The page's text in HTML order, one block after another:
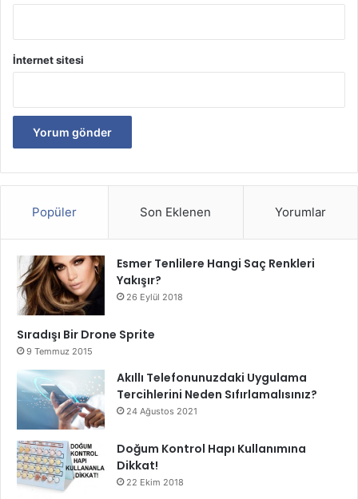
İnternet sitesi
Popüler Son Eklenen Yorumlar
Esmer Tenlilere Hangi Saç Renkleri
Yakışır?
26 Eylül 2018
Sıradışı Bir Drone Sprite
9 Temmuz 2015
Akıllı Telefonunuzdaki Uygulama
Tercihlerini Neden Sıfırlamalısınız?
24 Ağustos 2021
Doğum Kontrol Hapı Kullanımına
Dikkat!
22 Ekim 2018